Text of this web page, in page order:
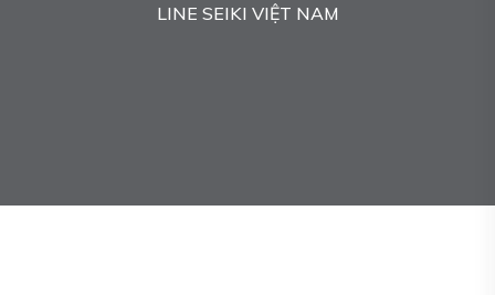
LINE SEIKI VIỆT NAM